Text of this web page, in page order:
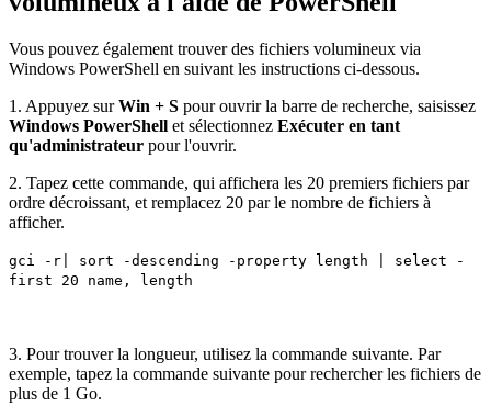
Vous pouvez également trouver des fichiers volumineux via
Windows PowerShell en suivant les instructions ci-dessous.
1. Appuyez surWin + S pour ouvrir la barre de recherche, saisissez
Windows PowerShell et sélectionnez Exécuter en tant
qu'administrateur pour l'ouvrir.
2. Tapez cette commande, qui affichera les 20 premiers fichiers par
ordre décroissant, et remplacez 20 par le nombre de fichiers à
afficher.
gci -r| sort -descending -property length | select -
first 20 name, length
3. Pour trouver la longueur, utilisez la commande suivante. Par
exemple, tapez la commande suivante pour rechercher les fichiers de
plus de 1 Go.